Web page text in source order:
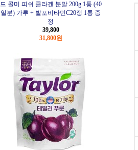
드 콜미 피쉬 콜라겐 분말 200g 1통 (40
일분) 가루 + 발포비타민C20정 1통 증
정
39,800
31,800원